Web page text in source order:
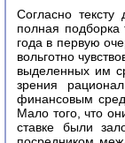
Согласно
полная подборка
года в первую
вольготно
выделенных им
зрения
финансовым
Мало того, что
ставке были